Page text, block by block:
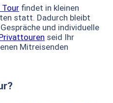
Tour findet in kleinen
statt. Dadurch bleibt
und individuelle
seid Ihr
Mitreisenden